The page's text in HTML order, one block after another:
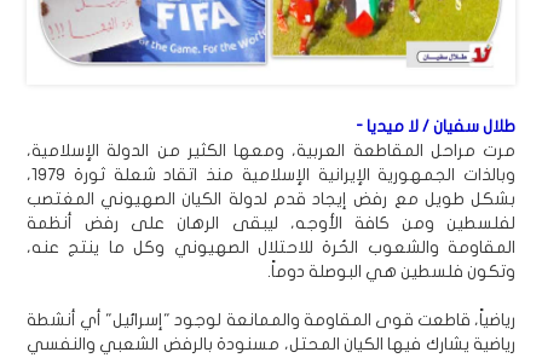
طلال سفيان / لا ميديا -
مرت مراحل المقاطعة العربية، ومعها الكثير من الدولة الإسلامية،
وبالذات الجمهورية الإيرانية الإسلامية منذ اتقاد شعلة ثورة 1979،
بشكل طويل مع رفض إيجاد قدم لدولة الكيان الصهيوني المغتصب
لفلسطين ومن كافة الأوجه، ليبقى الرهان على رفض أنظمة
المقاومة والشعوب الحُرة للاحتلال الصهيوني وكل ما ينتج عنه،
وتكون فلسطين هي البوصلة دوماً.
رياضياً، قاطعت قوى المقاومة والممانعة لوجود "إسرائيل" أي أنشطة
رياضية يشارك فيها الكيان المحتل، مسنودة بالرفض الشعبي والنفسي